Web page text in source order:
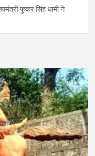
पुष्कर सिंह धामी ने